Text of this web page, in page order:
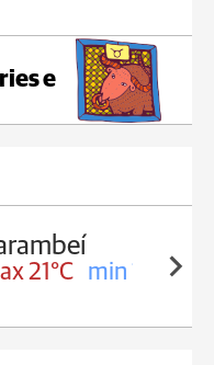
e
min 18°C